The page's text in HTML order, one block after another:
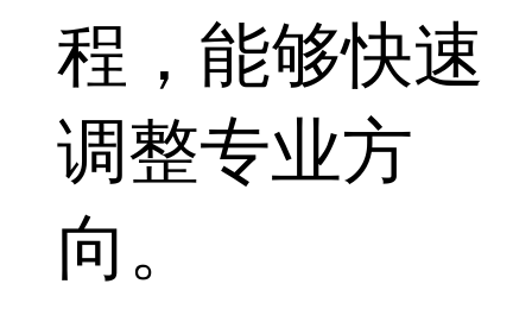
程，能够快速
调整专业方
向。